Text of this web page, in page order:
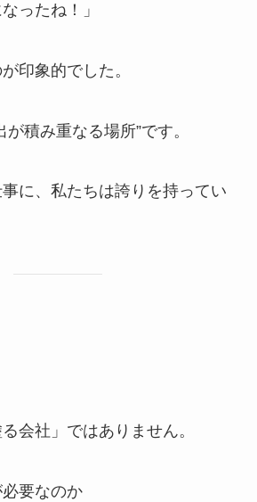
ったね！」
印象的でした。
積み重なる場所”です。
に、私たちは誇りを持ってい
会社」ではありません。
必要なのか